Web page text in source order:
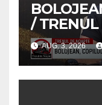
/
/VIDEO
AUG. 3, 2026